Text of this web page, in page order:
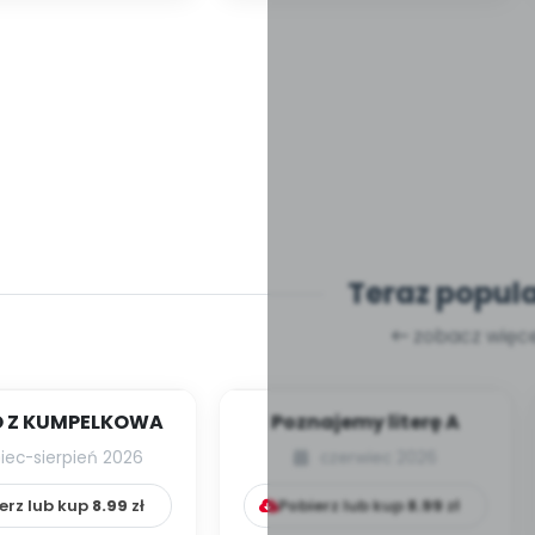
Teraz
zobacz
Z KUMPELKOWA
sierpień 2026
lub kup 8.99 zł
Poznajemy literę A
Pobierz lub kup8.99zł